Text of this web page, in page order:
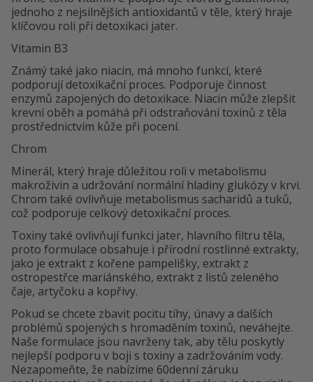
jednoho z nejsilnějších antioxidantů v těle, který hraje
klíčovou roli při detoxikaci jater.
Vitamin B3
Známý také jako niacin, má mnoho funkcí, které
podporují detoxikační proces. Podporuje činnost
enzymů zapojených do detoxikace. Niacin může zlepšit
krevní oběh a pomáhá při odstraňování toxinů z těla
prostřednictvím kůže při pocení.
Chrom
Minerál, který hraje důležitou roli v metabolismu
makroživin a udržování normální hladiny glukózy v krvi.
Chrom také ovlivňuje metabolismus sacharidů a tuků,
což podporuje celkový detoxikační proces.
Toxiny také ovlivňují funkci jater, hlavního filtru těla,
proto formulace obsahuje i přírodní rostlinné extrakty,
jako je extrakt z kořene pampelišky, extrakt z
ostropestřce mariánského, extrakt z listů zeleného
čaje, artyčoku a kopřivy.
Pokud se chcete zbavit pocitu tíhy, únavy a dalších
problémů spojených s hromaděním toxinů, neváhejte.
Naše formulace jsou navrženy tak, aby tělu poskytly
nejlepší podporu v boji s toxiny a zadržováním vody.
Nezapomeňte, že nabízíme 60denní záruku